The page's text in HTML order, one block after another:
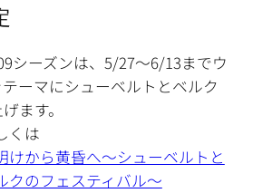
シーズンは、5/27〜6/13までウ
ーマにシューベルトとベルク
ます。
くは
けから黄昏へ～シューベルトと
クのフェスティバル～